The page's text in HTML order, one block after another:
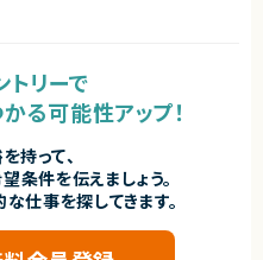
トリーで
る可能性アップ！
持って、
条件を伝えましょう。
仕事を探してきます。